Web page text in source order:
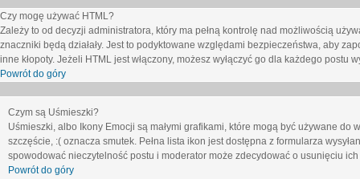
Czy mogę używać HTML?
Zależy to od decyzji administratora, który ma pełną kontrolę nad możliwością
znaczniki będą działały. Jest to podyktowane względami bezpieczeństwa, aby
inne kłopoty. Jeżeli HTML jest włączony, możesz wyłączyć go dla każdego
Powrót do góry
Czym są Uśmieszki?
Uśmieszki, albo Ikony Emocji są małymi grafikami, które mogą być używane
szczęście, :( oznacza smutek. Pełna lista ikon jest dostępna z formularza
spowodować nieczytelność postu i moderator może zdecydować o usunięciu ich
Powrót do góry